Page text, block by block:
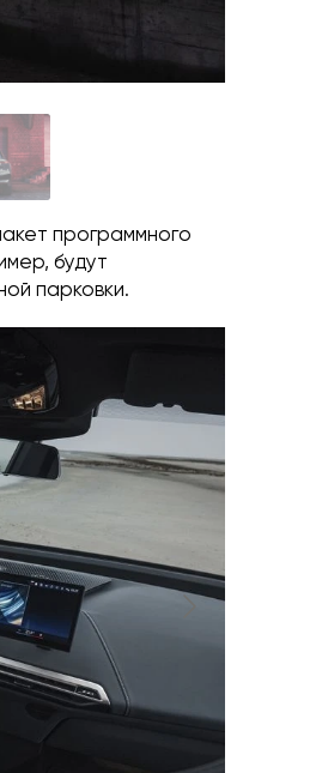
программного
будут
парковки.